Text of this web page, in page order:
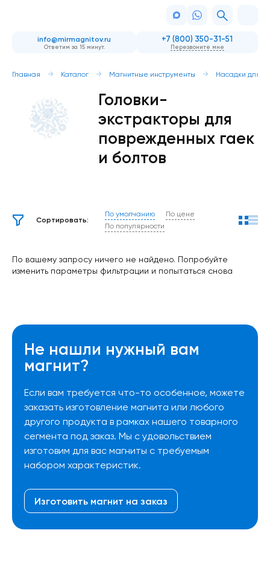
info@mirmagnitov.ru
Ответим за 15 минут.
+7 (800) 350-31-51
Перезвоните мне
Главная Каталог Магнитные инструменты Насадки для
Головки-
экстракторы для
поврежденных гаек
и болтов
Сортировать:
По умолчанию
По цене
По популярности
По вашему запросу ничего не найдено. Попробуйте
изменить параметры фильтрации и попытаться снова
Не нашли нужный вам
магнит?
Если вам требуется что-то особенное, можете
заказать изготовление магнита или любого
другого продукта в рамках нашего товарного
сегмента под заказ. Мы с удовольствием
изготовим для вас магниты с требуемым
набором характеристик.
Изготовить магнит на заказ